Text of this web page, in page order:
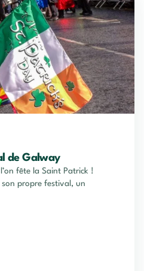
de Galway
l’on fête la Saint Patrick !
propre festival, un